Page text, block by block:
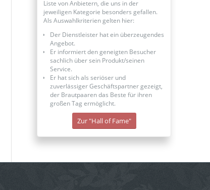
Liste von Anbietern, die uns in der
jeweiligen Kategorie besonders gefallen.
Als Auswahlkriterien gelten hier:
Der Dienstleister hat ein überzeugendes
Angebot.
Er informiert den geneigten Besucher
sachlich über sein Produkt/seinen
Service.
Er hat sich als seriöser und
zuverlässiger Geschäftspartner gezeigt,
der Brautpaaren das Beste für ihren
großen Tag ermöglicht.
Zur "Hall of Fame"